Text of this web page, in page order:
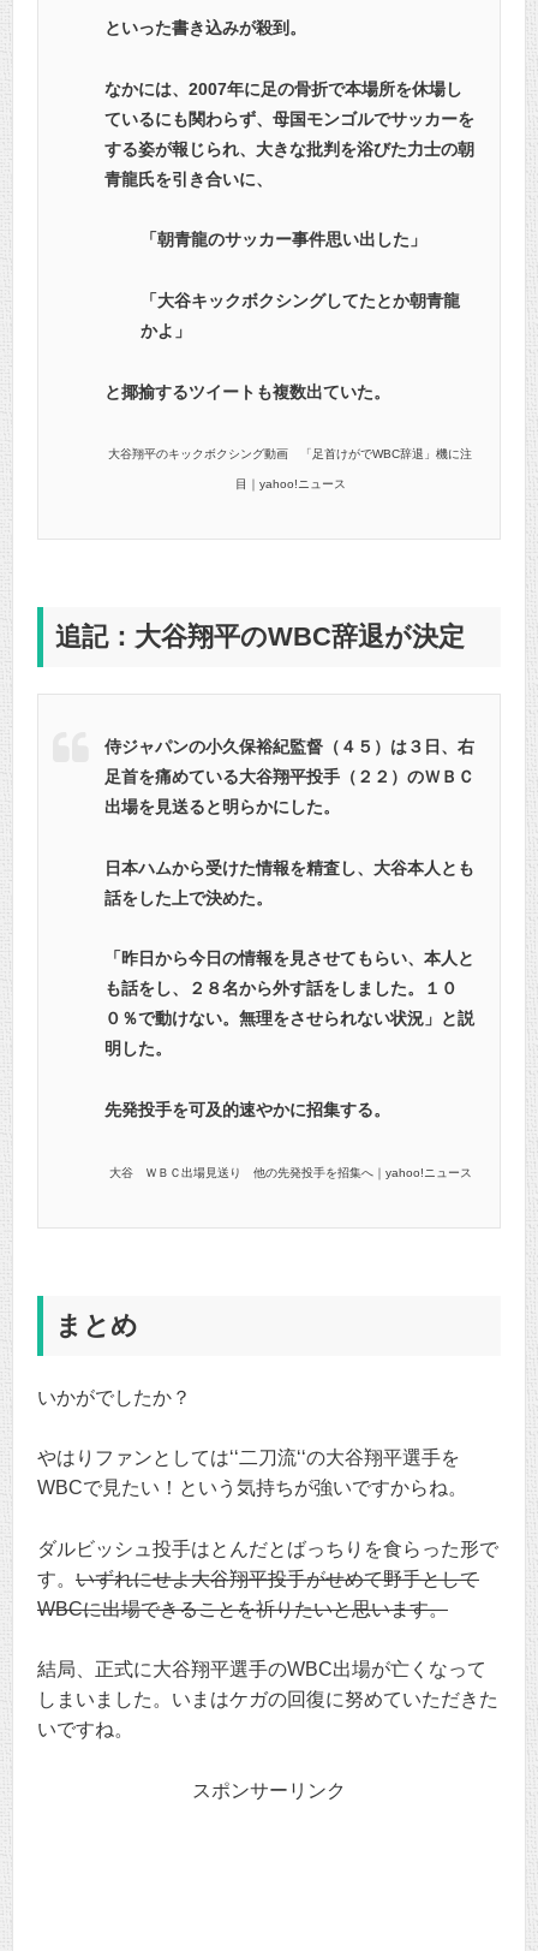
といった書き込みが殺到。
なかには、2007年に足の骨折で本場所を休場し
ているにも関わらず、母国モンゴルでサッカーを
する姿が報じられ、大きな批判を浴びた力士の朝
青龍氏を引き合いに、
「朝青龍のサッカー事件思い出した」
「大谷キックボクシングしてたとか朝青龍
かよ」
と揶揄するツイートも複数出ていた。
大谷翔平のキックボクシング動画 「足首けがでWBC辞退」機に注
目｜yahoo!ニュース
追記：大谷翔平のWBC辞退が決定
侍ジャパンの小久保裕紀監督（４５）は３日、右
足首を痛めている大谷翔平投手（２２）のＷＢＣ
出場を見送ると明らかにした。
日本ハムから受けた情報を精査し、大谷本人とも
話をした上で決めた。
「昨日から今日の情報を見させてもらい、本人と
も話をし、２８名から外す話をしました。１０
０％で動けない。無理をさせられない状況」と説
明した。
先発投手を可及的速やかに招集する。
大谷 ＷＢＣ出場見送り 他の先発投手を招集へ｜yahoo!ニュース
まとめ
いかがでしたか？
やはりファンとしては‘‘二刀流‘‘の大谷翔平選手を
WBCで見たい！という気持ちが強いですからね。
ダルビッシュ投手はとんだとばっちりを食らった形で
す。 いずれにせよ大谷翔平投手がせめて野手として
WBCに出場できることを祈りたいと思います。
結局、正式に大谷翔平選手のWBC出場が亡くなって
しまいました。いまはケガの回復に努めていただきた
いですね。
スポンサーリンク